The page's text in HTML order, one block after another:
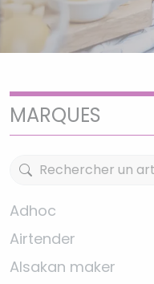
MARQUES
Adhoc
Airtender
Alsakan maker